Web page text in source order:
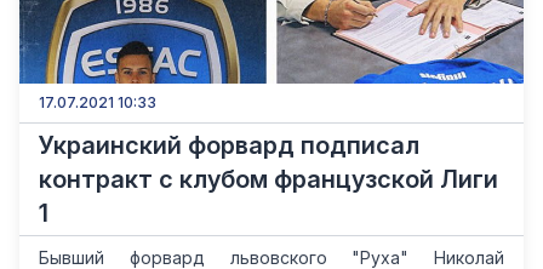
17.07.2021 10:33
Украинский форвард подписал
контракт с клубом французской Лиги
1
Бывший форвард львовского "Руха" Николай